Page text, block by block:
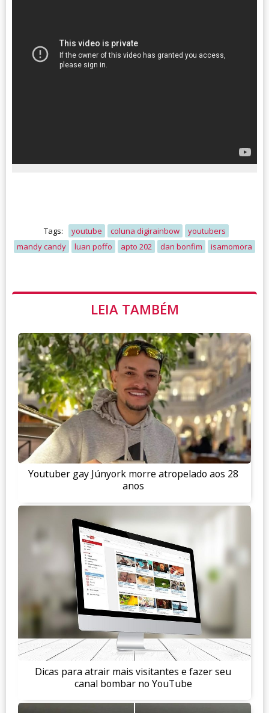
Tags: youtube coluna digirainbow
youtubers
mandy candy
luan poffo apto 202 dan bonfim isamomora
LEIA TAMBÉM
Youtuber gay Júnyork morre atropelado aos 28
anos
Dicas para atrair mais visitantes e fazer seu
canal bombar no YouTube